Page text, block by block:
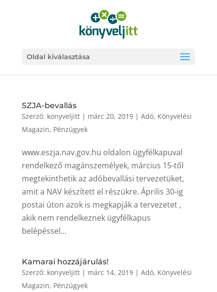
Oldal kiválasztása
SZJA-bevallás
Szerző: konyveljitt| márc 20, 2019| Adó, Könyvelési
Magazin, Pénzügyek
www.eszja.nav.gov.hu oldalon ügyfélkapuval
rendelkező magánszemélyek, március 15-től
megtekinthetik az adóbevallási tervezetüket,
amit a NAV készített el részükre. Április 30-ig
postai úton azok is megkapják a tervezetet ,
akik nem rendelkeznek ügyfélkapus
belépéssel...
Kamarai hozzájárulás!
Szerző: konyveljitt| márc 14, 2019| Adó, Könyvelési
Magazin, Pénzügyek